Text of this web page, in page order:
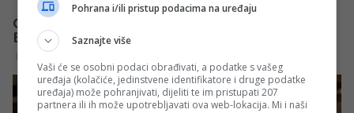
Pohrana i/ili pristup podacima na uređaju
Saznajte više
Vaši će se osobni podaci obrađivati, a podatke s vašeg
uređaja (kolačiće, jedinstvene identifikatore i druge podatke
uređaja) može pohranjivati, dijeliti te im pristupati 207
partnera ili ih može upotrebljavati ova web-lokacija. Mi i naši